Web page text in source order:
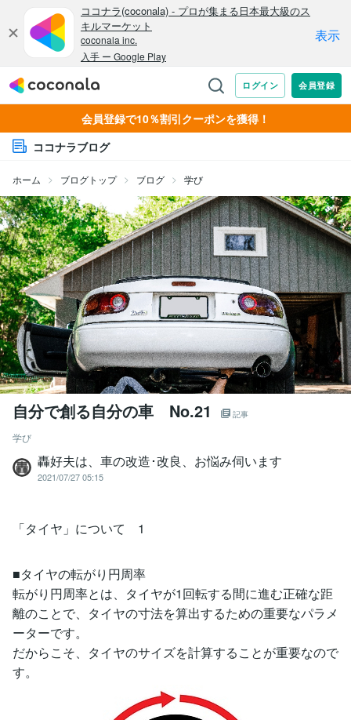
会員登録で10％割引クーポンを獲得！
ココナラブログ
ホーム ブログトップ ブログ 学び
自分で創る自分の車 No.21 記事
学び
轟好夫は、車の改造･改良、お悩み伺います
2021/07/27 05:15
「タイヤ」について 1
■タイヤの転がり円周率
転がり円周率とは、タイヤが1回転する間に進む正確な距
離のことで、タイヤの寸法を算出するための重要なパラメ
ーターです。
だからこそ、タイヤのサイズを計算することが重要なので
す。